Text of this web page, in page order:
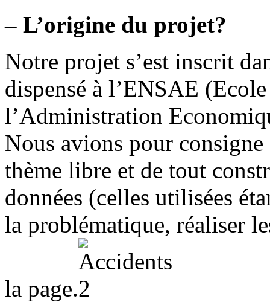
– L’origine du projet?
Notre projet s’est inscrit
dispensé à l’ENSAE
l’Administration
Nous avions pour
thème libre et de tout
données (celles utilisées
la problématique, réaliser
la page.